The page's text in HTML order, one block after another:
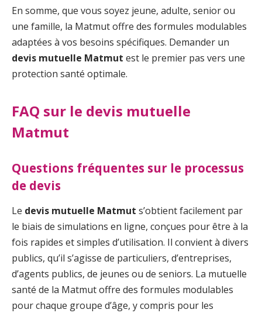
En somme, que vous soyez jeune, adulte, senior ou
une famille, la Matmut offre des formules modulables
adaptées à vos besoins spécifiques. Demander un
devis mutuelle Matmut est le premier pas vers une
protection santé optimale.
FAQ sur le devis mutuelle
Matmut
Questions fréquentes sur le processus
de devis
Le devis mutuelle Matmut s’obtient facilement par
le biais de simulations en ligne, conçues pour être à la
fois rapides et simples d’utilisation. Il convient à divers
publics, qu’il s’agisse de particuliers, d’entreprises,
d’agents publics, de jeunes ou de seniors. La mutuelle
santé de la Matmut offre des formules modulables
pour chaque groupe d’âge, y compris pour les